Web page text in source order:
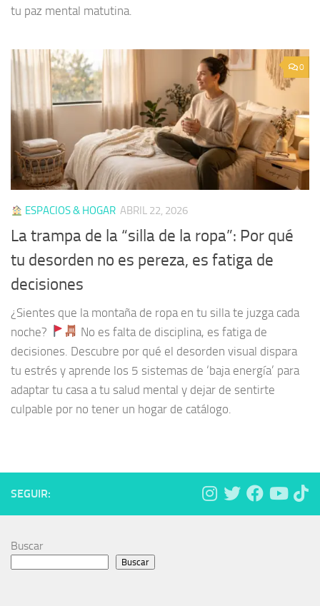
tu paz mental matutina.
0
ESPACIOS & HOGAR ABRIL 22, 2026
La trampa de la “silla de la ropa”: Por qué
tu desorden no es pereza, es fatiga de
decisiones
¿Sientes que la montaña de ropa en tu silla te juzga cada
noche?
No es falta de disciplina, es fatiga de
decisiones. Descubre por qué el desorden visual dispara
tu estrés y aprende los 5 sistemas de ‘baja energía’ para
adaptar tu casa a tu salud mental y dejar de sentirte
culpable por no tener un hogar de catálogo.
SEGUIR:
Buscar
Buscar